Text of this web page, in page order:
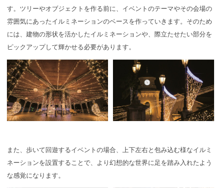
す。ツリーやオブジェクトを作る前に、イベントのテーマやその会場の
雰囲気にあったイルミネーションのベースを作っていきます。そのため
には、建物の形状を活かしたイルミネーションや、際立たせたい部分を
ピックアップして輝かせる必要があります。
また、歩いて回遊するイベントの場合、上下左右と包み込む様なイルミ
ネーションを設置することで、より幻想的な世界に足を踏み入れたよう
な感覚になります。​​​​​​​